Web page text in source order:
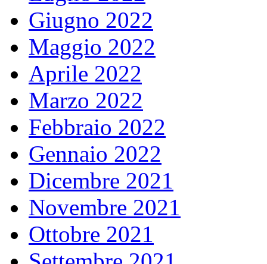
Giugno 2022
Maggio 2022
Aprile 2022
Marzo 2022
Febbraio 2022
Gennaio 2022
Dicembre 2021
Novembre 2021
Ottobre 2021